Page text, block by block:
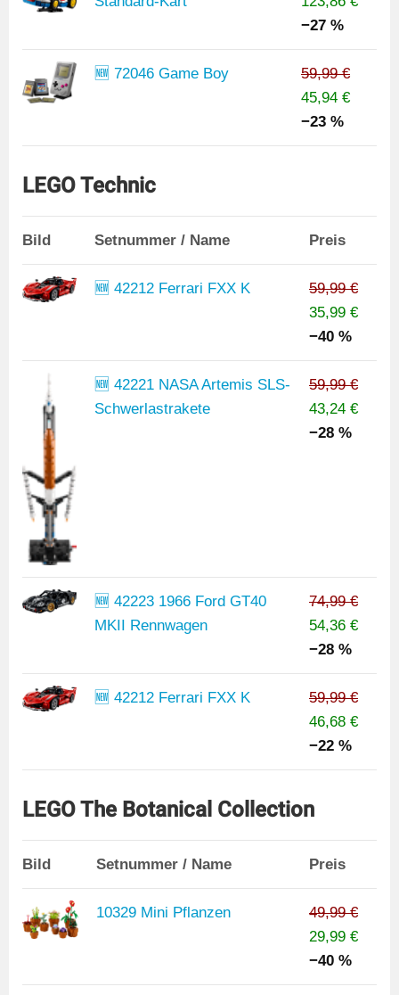
−27 %
🆕 72046 Game Boy
59,99 €
45,94 €
−23 %
LEGO Technic
Bild Setnummer / Name Preis
🆕 42212 Ferrari FXX K
59,99 €
35,99 €
−40 %
🆕 42221 NASA Artemis SLS-
Schwerlastrakete
59,99 €
43,24 €
−28 %
🆕 42223 1966 Ford GT40
MKII Rennwagen
74,99 €
54,36 €
−28 %
🆕 42212 Ferrari FXX K
59,99 €
46,68 €
−22 %
LEGO The Botanical Collection
Bild Setnummer / Name Preis
10329 Mini Pflanzen
49,99 €
29,99 €
−40 %